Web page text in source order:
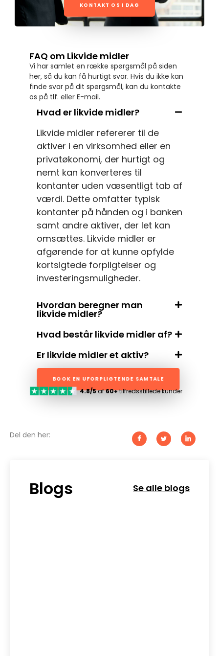
KONTAKT OS I DAG
FAQ om Likvide midler
Vi har samlet en række spørgsmål på siden
her, så du kan få hurtigt svar. Hvis du ikke kan
finde svar på dit spørgsmål, kan du kontakte
os på tlf. eller E-mail.
Hvad er likvide midler?
Likvide midler refererer til de
aktiver i en virksomhed eller en
privatøkonomi, der hurtigt og
nemt kan konverteres til
kontanter uden væsentligt tab af
værdi. Dette omfatter typisk
kontanter på hånden og i banken
samt andre aktiver, der let kan
omsættes. Likvide midler er
afgørende for at kunne opfylde
kortsigtede forpligtelser og
investeringsmuligheder.
Hvordan beregner man
likvide midler?
Hvad består likvide midler af?
Er likvide midler et aktiv?
BOOK EN UFORPLIGTENDE SAMTALE
4.8/5af60+tilfredsstillede kunder
Del den her:
Blogs Se alle blogs